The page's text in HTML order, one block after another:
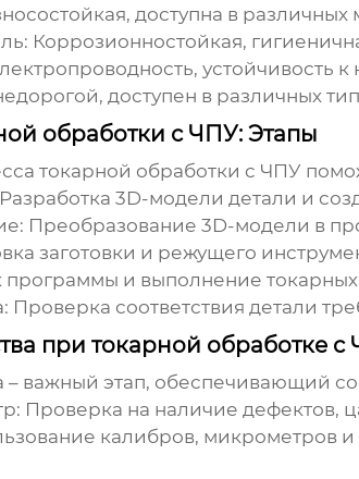
доступна в различных
Коррозионностойкая,
устойчивость
доступен в различных
обработки с ЧПУ: Этапы
токарной обработки с ЧПУ
Разработка 3D-модели детали и
Преобразование 3D-модели в
заготовки и режущего
программы и выполнение
Проверка соответствия детали
при токарной обработке с
– важный этап, обеспечивающий
Проверка на наличие дефектов,
калибров, микрометров